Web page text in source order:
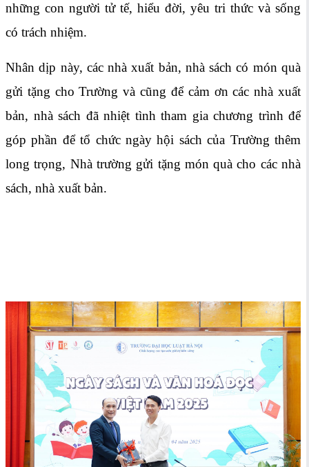
những con người tử tế, hiểu đời, yêu tri thức và sống
có trách nhiệm.
Nhân dịp này, các nhà xuất bản, nhà sách có món quà
gửi tặng cho Trường và cũng để cảm ơn các nhà xuất
bản, nhà sách đã nhiệt tình tham gia chương trình để
góp phần để tổ chức ngày hội sách của Trường thêm
long trọng, Nhà trường gửi tặng món quà cho các nhà
sách, nhà xuất bản.